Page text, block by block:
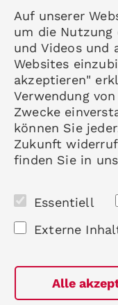
Kontakt
Datenschutz
Impressum
Mitgliedschaft
Rheumatologie
Karriere
Auf unserer
um die Nutzung
und Videos und
Websites
akzeptieren"
Verwendung
Zwecke
können Sie
Zukunft
finden Sie in
Essentiell
Externe
Alle